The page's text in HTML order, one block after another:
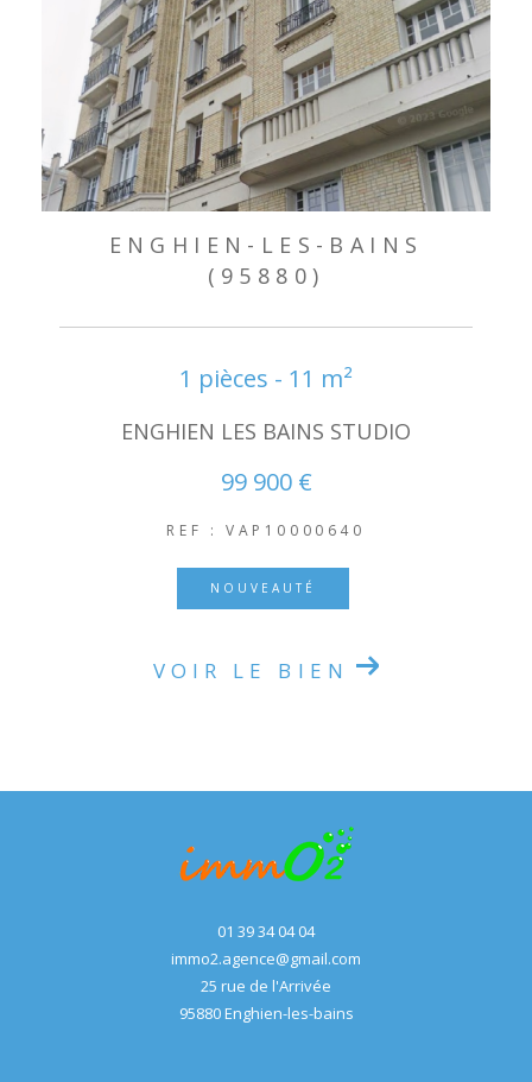
ENGHIEN-LES-BAINS
(95880)
1 pièces - 11 m²
ENGHIEN LES BAINS STUDIO
99 900 €
REF : VAP10000640
NOUVEAUTÉ
VOIR LE BIEN
01 39 34 04 04
immo2.agence@gmail.com
25 rue de l'Arrivée
95880 enghien-les-bains